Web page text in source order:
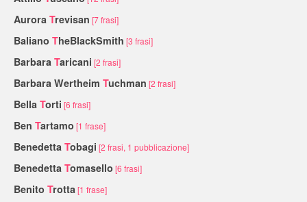
Aurora Trevisan [7 frasi]
Baliano TheBlackSmith [3 frasi]
Barbara Taricani [2 frasi]
Barbara Wertheim Tuchman [2 frasi]
Bella Torti [6 frasi]
Ben Tartamo [1 frase]
Benedetta Tobagi [2 frasi, 1 pubblicazione]
Benedetta Tomasello [6 frasi]
Benito Trotta [1 frase]